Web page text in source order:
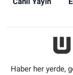
Haber her yerde,